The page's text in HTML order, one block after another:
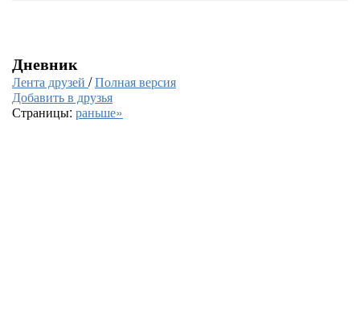
Дневник
Лента друзей /Полная версия
Добавить в друзья
Страницы: раньше»